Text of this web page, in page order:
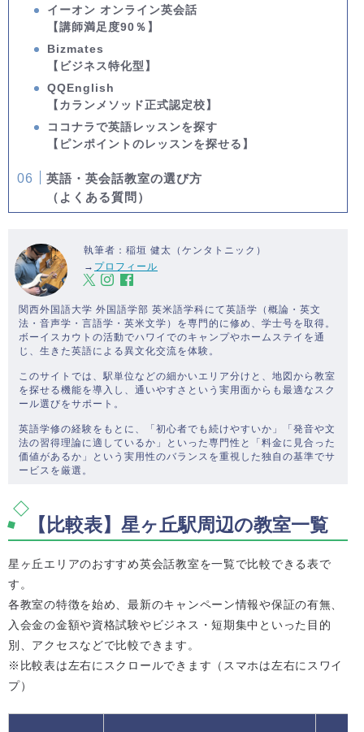
イーオン オンライン英会話
【講師満足度90％】
Bizmates
【ビジネス特化型】
QQEnglish
【カランメソッド正式認定校】
ココナラで英語レッスンを探す
【ピンポイントのレッスンを探せる】
英語・英会話教室の選び方
（よくある質問）
執筆者：稲垣 健太（ケンタトニック）
→ プロフィール
関西外国語大学 外国語学部 英米語学科にて英語学（概論・英文
法・音声学・言語学・英米文学）を専門的に修め、学士号を取得。
ボーイスカウトの活動でハワイでのキャンプやホームステイを通
じ、生きた英語による異文化交流を体験。
このサイトでは、駅単位などの細かいエリア分けと、地図から教室
を探せる機能を導入し、通いやすさという実用面からも最適なスク
ール選びをサポート。
英語学修の経験をもとに、「初心者でも続けやすいか」「発音や文
法の習得理論に適しているか」といった専門性と「料金に見合った
価値があるか」という実用性のバランスを重視した独自の基準でサ
ービスを厳選。
【比較表】星ヶ丘駅周辺の教室一覧
星ヶ丘エリアのおすすめ英会話教室を一覧で比較できる表で
す。
各教室の特徴を始め、最新のキャンペーン情報や保証の有無、
入会金の金額や資格試験やビジネス・短期集中といった目的
別、アクセスなどで比較できます。
※比較表は左右にスクロールできます（スマホは左右にスワイ
プ）